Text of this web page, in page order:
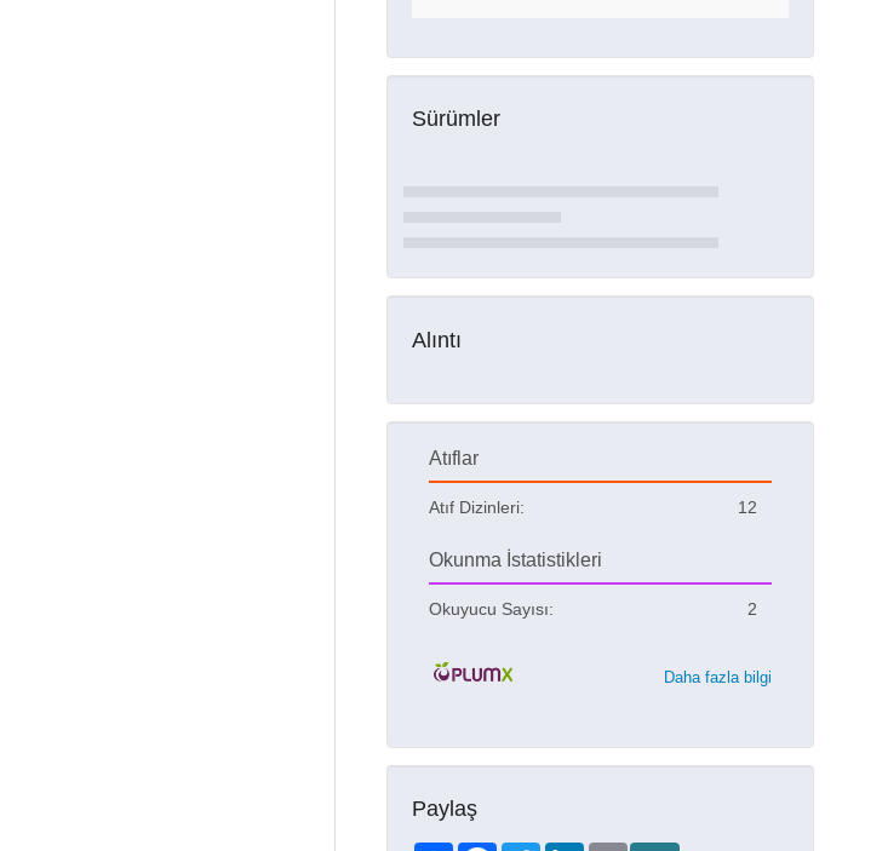
Sürümler
Alıntı
Atıflar
Atıf Dizinleri: 12
Okunma İstatistikleri
Okuyucu Sayısı: 2
Daha fazla bilgi
Paylaş